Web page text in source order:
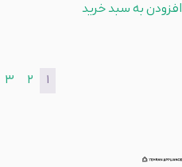
افزودن به سبد خرید
1
2
3